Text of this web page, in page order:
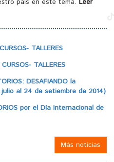
país en este tema. Leer
TALLERES
TALLERES
DESAFIANDO la
julio al 24 de setiembre de 2014)
por el Día Internacional de
Más noticias